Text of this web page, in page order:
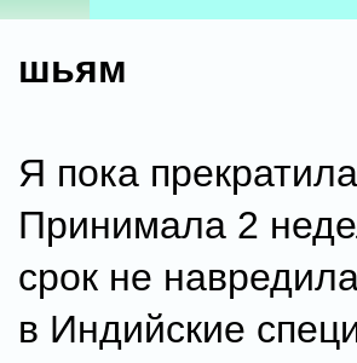
шьям
Я пока
Принимала 2
срок не
в Индийские